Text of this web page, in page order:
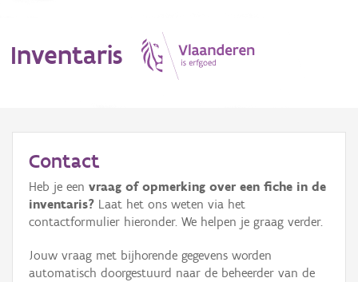
Inventaris
Erfgoedobject
Aanduidingsobject
Waarneming
Contact
Heb je een vraag of opmerking over een fiche in de
inventaris? Laat het ons weten via het
contactformulier hieronder. We helpen je graag verder.
Jouw vraag met bijhorende gegevens worden
automatisch doorgestuurd naar de beheerder van de